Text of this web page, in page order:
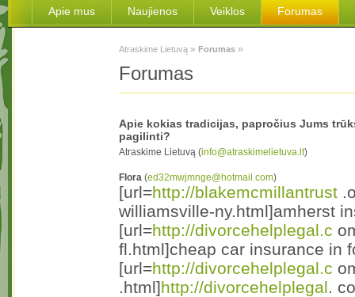
Apie mus Naujienos Veiklos Forumas
Atraskime Lietuvą » Forumas »
Forumas
Apie kokias tradicijas, papročius Jums
pagilinti?
Atraskime Lietuvą (info@atraskimelietuva.lt)
Flora (ed32mwjmnge@hotmail.com)
[url=http://blakemcmillantrust
williamsville-ny.html]amherst
[url=http://divorcehelplegal.c
fl.html]cheap car insurance in
[url=http://divorcehelplegal.c
.html]http://divorcehelplegal.